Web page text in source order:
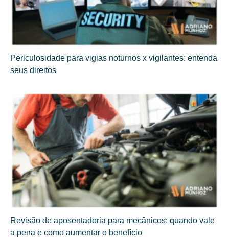
Periculosidade para vigias noturnos x vigilantes: entenda
seus direitos
Revisão de aposentadoria para mecânicos: quando vale
a pena e como aumentar o benefício